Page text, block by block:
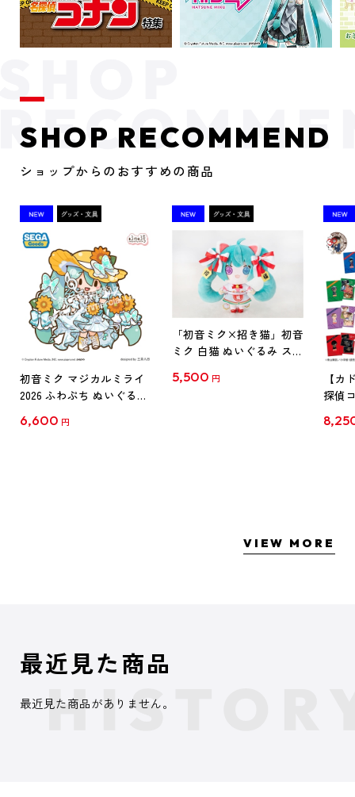
SHOP RECOMMEND
ショップからのおすすめの商品
初音ミク マジカルミライ
2026 ふわぷち ぬいぐるみ
6,600 円
「初音ミク×招き猫」初音
ミク 白猫 ぬいぐるみ スタ
5,500 円
【カ
探偵
クリ
VIEW MORE
最近見た商品
最近見た商品がありません。